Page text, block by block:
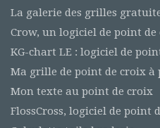
La galerie des grilles
Crow, un logiciel de point
KG-chart LE : logiciel de
Ma grille de point de croix à
Mon texte au point de croix
FlossCross, logiciel de point